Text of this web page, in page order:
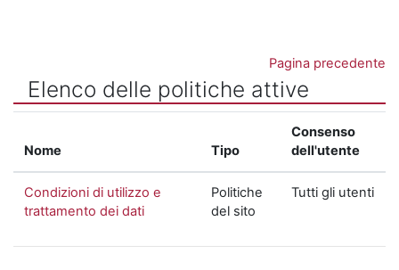
Pagina precedente
Elenco delle politiche attive
Nome Tipo
Consenso
dell'utente
Condizioni di utilizzo e
trattamento dei dati
Politiche
del sito
Tutti gli utenti